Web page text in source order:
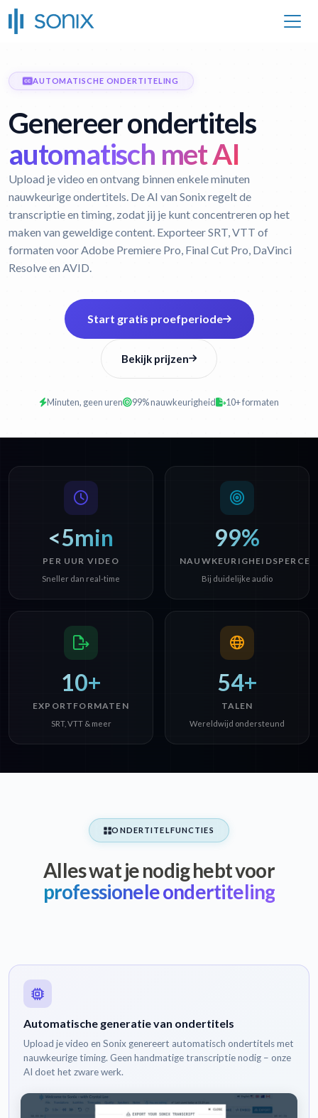
AUTOMATISCHE ONDERTITELING
Genereer ondertitels
automatisch met AI
Upload je video en ontvang binnen enkele minuten
nauwkeurige ondertitels. De AI van Sonix regelt de
transcriptie en timing, zodat jij je kunt concentreren op het
maken van geweldige content. Exporteer SRT, VTT of
formaten voor Adobe Premiere Pro, Final Cut Pro, DaVinci
Resolve en AVID.
Start gratis proefperiode
Bekijk prijzen
Minuten, geen uren 99% nauwkeurigheid 10+ formaten
<5min
PER UUR VIDEO
Sneller dan real-time
99%
Bij duidelijke audio
10+
EXPORTFORMATEN
SRT, VTT & meer
54+
TALEN
Wereldwijd ondersteund
ONDERTITELFUNCTIES
Alles wat je nodig hebt voor
professionele ondertiteling
Automatische generatie van ondertitels
Upload je video en Sonix genereert automatisch ondertitels met
nauwkeurige timing. Geen handmatige transcriptie nodig – onze
AI doet het zware werk.